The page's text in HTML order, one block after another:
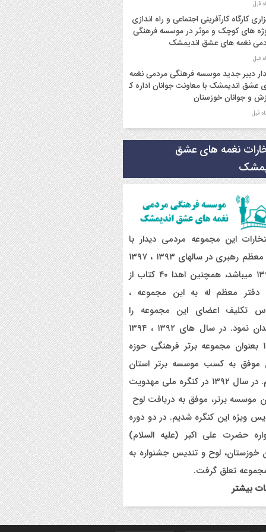
کارگاه کارآفرینی اجتماعی و راه اندازی
های کوچک و موثر در موسسه فرهنگی
نغمه های عشق اندیمشک
دبیر جدید موسسه فرهنگی مردمی نغمه
عشق اندیمشک با معاونت جوانان اداره کل
و جوانان خوزستان
دبیر موسسه فرهنگی مردمی نغمه های
با ریاست اداره ورزش و جوانان اندیمشک
دورهمی خانوادگی با عنوان کافه شادی
به مناسبت نیمه شعبان و دهه فجر و
ی جوان در اندیمشک برگزار شد.
جشن ولادت امام زمان (عج) و جشن
انقلاب اسلامی و هفته ی جوان در
برگزار شد.
برنامه های دهه مهدویت شبکه فرهنگی
نغمه های عشق اندیمشک
بسته جشن تکلیف به دختران سادات
اندیمشک در شب ولادت امام علی(ع)
ایجاد ۱۱۰ شعبه نغمه های عشق در ۱۱۰ منطقه
و روستای اندیمشک
رونمایی از طرح ستاره های اندیمشک و
خانه های نور، محله های آسمانی همزمان
جشن ولادت حضرت فاطمه (س) در
سراج الدین با شبکه فرهنگی مردمی
های عشق
همایش بانوان فعال در عرصه‌ هیئت
نغمه های عشق
این مجموعه مردمی دیدار با
مقام معظم رهبری در سالهای ۱۳۹۳ ، ۱۳۹۷
و ۱۳۹۸ میباشد، همچنین اهدا ۴۰ کتاب از
معظم له به این مجموعه ،
تکلیف اعضای این مجموعه را
دوچندان نمود. در سال های ۱۳۹۲ ، ۱۳۹۴
،۱۳۹۶ بعنوان مجموعه برتر فرهنگی حوزه
موفق به کسب موسسه برتر استان
شدیم. در سال ۱۳۹۲ در کنگره ملی مهدویت
موسسه برتر، موفق به دریافت لوح
ویژه این کنگره شدیم. در دو دوره
حضرت علی اکبر (علیه السلام)
خوزستان، لوح و تندیس جشنواره به
تعلق گرفت.
بیشتر